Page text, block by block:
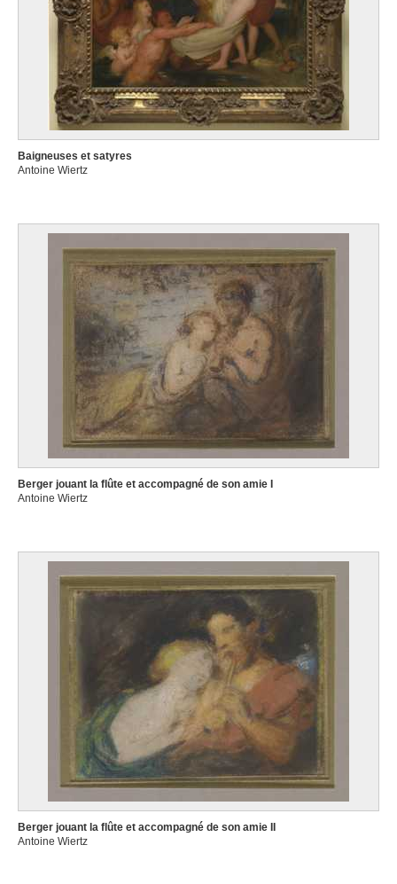
Baigneuses et satyres
Antoine Wiertz
Berger jouant la flûte et accompagné de son amie I
Antoine Wiertz
Berger jouant la flûte et accompagné de son amie II
Antoine Wiertz